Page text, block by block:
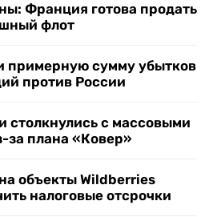
Франция готова продать
флот
примерную сумму убытков
против России
столкнулись с массовыми
за плана «Ковер»
объекты Wildberries
налоговые отсрочки